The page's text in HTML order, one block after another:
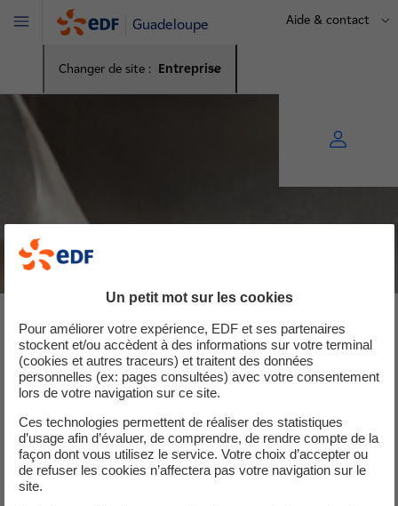
Guadeloupe
Changer de site : Entreprise
Aide & contact
Menu
Isolation
Nos offres Isolation
Vous souhaitez optimiser l'isolation de votre bâtiment ?
Un petit mot sur les cookies
Pour améliorer votre expérience, EDF et ses partenaires
stockent et/ou accèdent à des informations sur votre terminal
(cookies et autres traceurs) et traitent des données
personnelles (ex: pages consultées) avec votre consentement
lors de votre navigation sur ce site.
Ces technologies permettent de réaliser des statistiques
d’usage afin d’évaluer, de comprendre, de rendre compte de la
façon dont vous utilisez le service. Votre choix d’accepter ou
de refuser les cookies n’affectera pas votre navigation sur le
site.